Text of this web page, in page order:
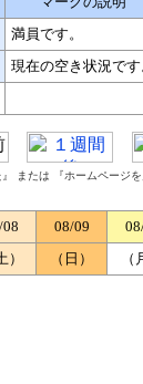
満員です。
現在の空き状況です
または 『ホームページ
08/09
） （日） （